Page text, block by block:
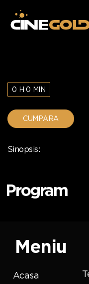
0 H 0 MIN
CUMPARA
Sinopsis:
Program
Meniu
Acasa